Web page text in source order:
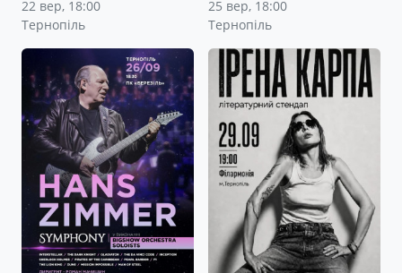
22 вер, 18:00
Тернопіль
25 вер, 18:00
Тернопіль